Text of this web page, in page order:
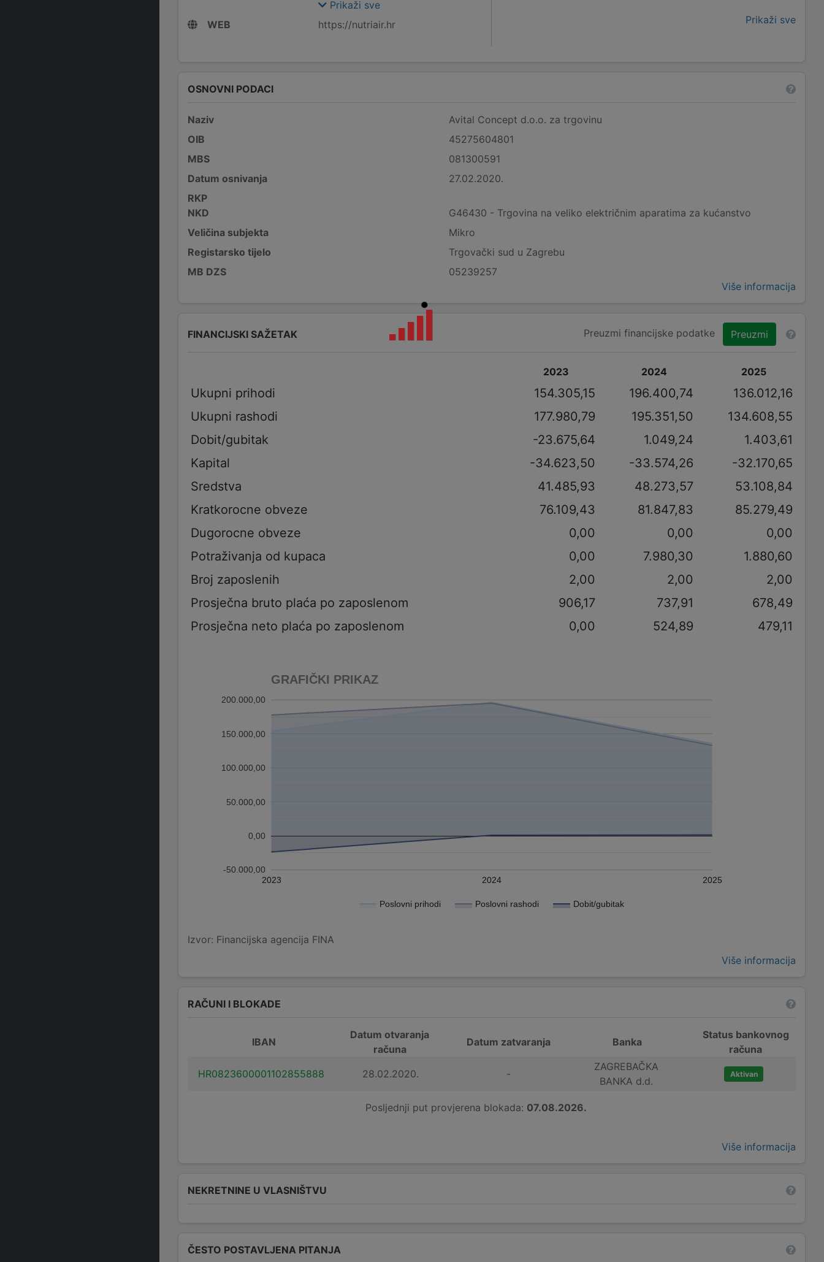
Prikaži sve
WEB
https://nutriair.hr Prikaži sve
OSNOVNI PODACI
Naziv
Avital Concept d.o.o. za trgovinu
OIB
45275604801
MBS
081300591
Datum osnivanja
27.02.2020.
RKP
NKD
G46430 - Trgovina na veliko električnim aparatima za kućanstvo
Veličina subjekta
Mikro
Registarsko tijelo
Trgovački sud u Zagrebu
MB DZS
05239257
Više informacija
FINANCIJSKI SAŽETAK Preuzmi financijske podatke Preuzmi
2023 2024 2025
Ukupni prihodi 154.305,15 196.400,74
136.012,16
Ukupni rashodi
177.980,79 195.351,50
134.608,55
Dobit/gubitak
-23.675,64 1.049,24
1.403,61
Kapital
-34.623,50 -33.574,26
-32.170,65
Sredstva
41.485,93 48.273,57
53.108,84
Kratkorocne obveze
76.109,43 81.847,83
85.279,49
Dugorocne obveze
0,00 0,00
0,00
Potraživanja od kupaca
0,00 7.980,30
1.880,60
Broj zaposlenih
2,00 2,00
2,00
Prosječna bruto plaća po zaposlenom
906,17 737,91
678,49
Prosječna neto plaća po zaposlenom
0,00 524,89 479,11
GRAFIČKI PRIKAZ
Poslovni prihodi Poslovni rashodi Dobit/gubitak
2023 2024 2025
-50.000,00
0,00
50.000,00
100.000,00
150.000,00
200.000,00
Izvor: Financijska agencija FINA
Više informacija
RAČUNI I BLOKADE
IBAN
Datum otvaranja
računa
Datum zatvaranja Banka
Status bankovnog
računa
HR0823600001102855888
28.02.2020. -
ZAGREBAČKA
BANKA d.d.
Aktivan
Posljednji put provjerena blokada: 07.08.2026.
Više informacija
NEKRETNINE U VLASNIŠTVU
ČESTO POSTAVLJENA PITANJA